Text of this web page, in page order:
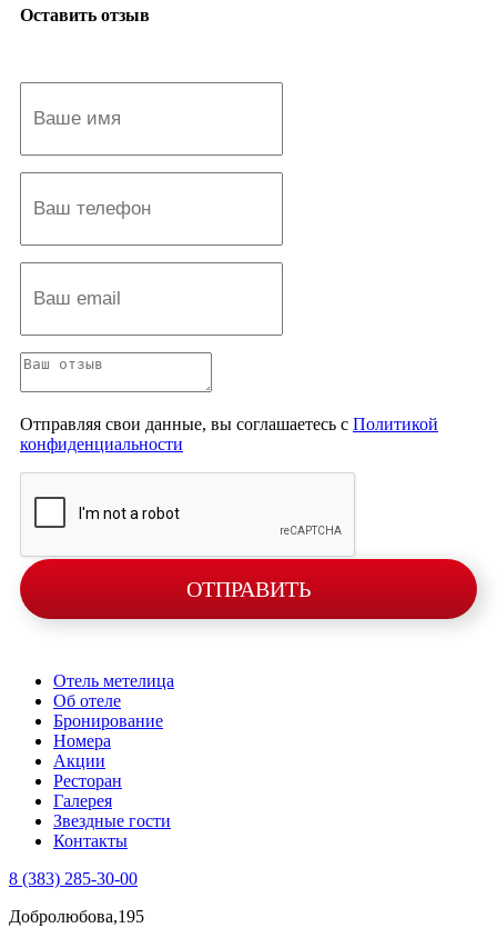
Оставить отзыв
Отправляя свои данные, вы соглашаетесь с Политикой
конфиденциальности
ОТПРАВИТЬ
Отель метелица
Об отеле
Бронирование
Номера
Акции
Ресторан
Галерея
Звездные гости
Контакты
8 (383) 285-30-00
Добролюбова,195